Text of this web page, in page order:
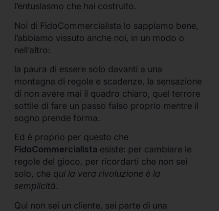
l’entusiasmo che hai costruito.
Noi di FidoCommercialista lo sappiamo bene,
l’abbiamo vissuto anche noi, in un modo o
nell’altro:
la paura di essere solo davanti a una
montagna di regole e scadenze, la sensazione
di non avere mai il quadro chiaro, quel terrore
sottile di fare un passo falso proprio mentre il
sogno prende forma.
Ed è proprio per questo che
FidoCommercialista esiste: per cambiare le
regole del gioco, per ricordarti che non sei
solo, che qui la vera rivoluzione è la
semplicità.
Qui non sei un cliente, sei parte di una